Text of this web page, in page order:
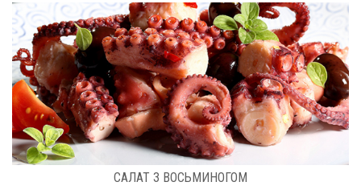
РОЗФАСОВКА: 1 КГ
CАЛАТ З ВОСЬМИНОГОМ